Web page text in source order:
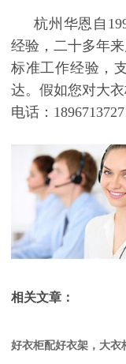
杭州华恩自
经验，二十多年
标准工作经验，
达。假如您对大
电话：
相关文章：
好衣柜配好衣架，大衣